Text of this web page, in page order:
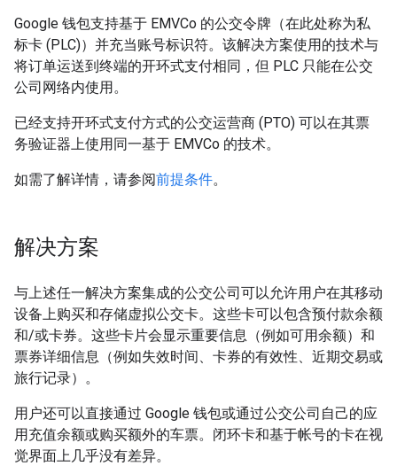
Google 钱包支持基于 EMVCo 的公交令牌（在此处称为私
标卡 (PLC)）并充当账号标识符。该解决方案使用的技术与
将订单运送到终端的开环式支付相同，但 PLC 只能在公交
公司网络内使用。
已经支持开环式支付方式的公交运营商 (PTO) 可以在其票
务验证器上使用同一基于 EMVCo 的技术。
如需了解详情，请参阅前提条件。
解决方案
与上述任一解决方案集成的公交公司可以允许用户在其移动
设备上购买和存储虚拟公交卡。这些卡可以包含预付款余额
和/或卡券。这些卡片会显示重要信息（例如可用余额）和
票券详细信息（例如失效时间、卡券的有效性、近期交易或
旅行记录）。
用户还可以直接通过 Google 钱包或通过公交公司自己的应
用充值余额或购买额外的车票。闭环卡和基于帐号的卡在视
觉界面上几乎没有差异。